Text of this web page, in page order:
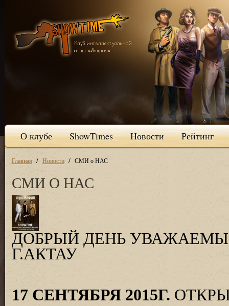
О клубе ShowTimes Новости Рейтинг
Главная / Новости / СМИ о НАС
СМИ О НАС
ДОБРЫЙ ДЕНЬ
Г.АКТАУ
17 СЕНТЯБРЯ 2015Г.